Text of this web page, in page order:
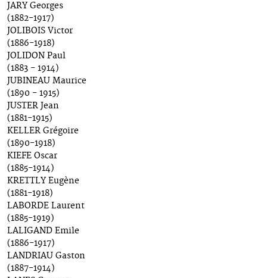
JARY Georges
(1882-1917)
JOLIBOIS Victor
(1886-1918)
JOLIDON Paul
(1883 - 1914)
JUBINEAU Maurice
(1890 - 1915)
JUSTER Jean
(1881-1915)
KELLER Grégoire
(1890-1918)
KIEFE Oscar
(1885-1914)
KRETTLY Eugène
(1881-1918)
LABORDE Laurent
(1885-1919)
LALIGAND Emile
(1886-1917)
LANDRIAU Gaston
(1887-1914)